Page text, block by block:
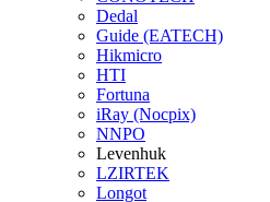
Dedal
Guide (EATECH)
Hikmicro
HTI
Fortuna
iRay (Nocpix)
NNPO
Levenhuk
LZIRTEK
Longot